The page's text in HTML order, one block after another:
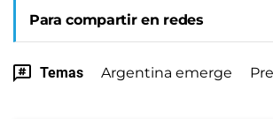
Para compartir en redes
Temas Argentina emerge